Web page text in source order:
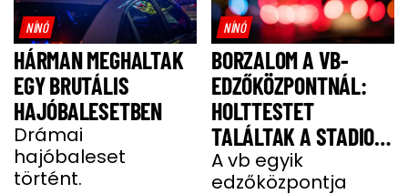
NÍNÓ
HÁRMAN MEGHALTAK
EGY BRUTÁLIS
HAJÓBALESETBEN
Drámai
hajóbaleset
történt.
NÍNÓ
BORZALOM A VB-
EDZŐKÖZPONTNÁL:
HOLTTESTET
TALÁLTAK A STADION
MELLETTI
PARKOLÓBAN
A vb egyik
edzőközpontja